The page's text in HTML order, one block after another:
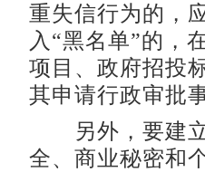
重失信行为的，
入“黑名单”的，
项目、政府招投
其申请行政审批
另外，要建立
全、商业秘密和